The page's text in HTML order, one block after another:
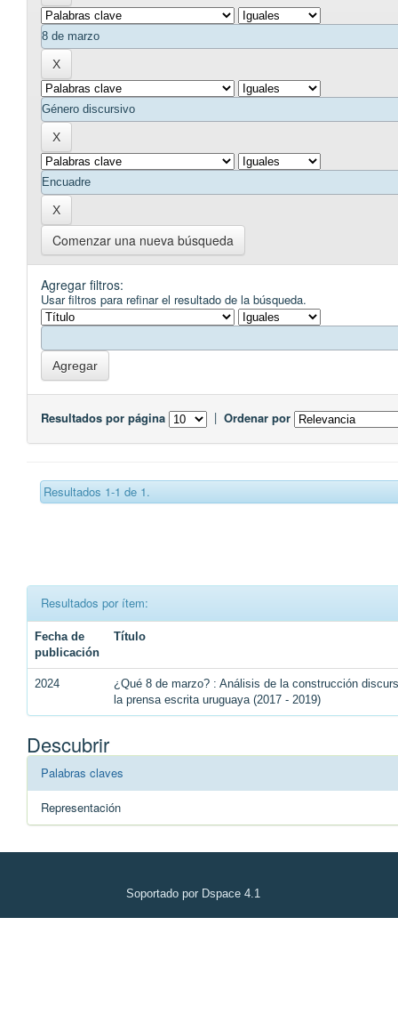
Comenzar una nueva búsqueda
Agregar filtros:
Usar filtros para refinar el resultado de la búsqueda.
Resultados por página | Ordenar por
Resultados 1-1 de 1.
Resultados por ítem:
Fecha de
publicación
Título
2024
¿Qué 8 de marzo? : Análisis de la construcción
la prensa escrita uruguaya (2017 - 2019)
Descubrir
Palabras claves
Representación
Soportado por Dspace 4.1